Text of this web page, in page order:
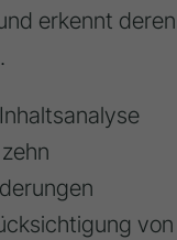
erkennt deren
von